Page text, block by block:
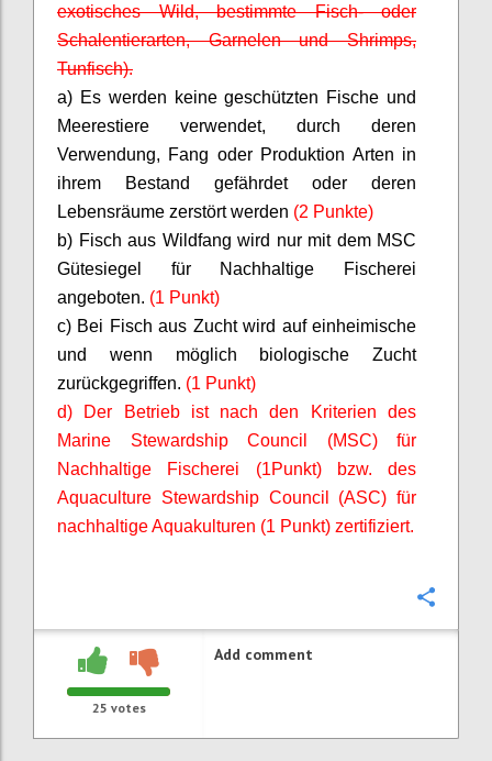
exotisches Wild, bestimmte Fisch- oder
Schalentierarten, Garnelen und Shrimps,
Tunfisch).
a) Es werden keine geschützten Fische und
Meerestiere verwendet, durch deren
Verwendung, Fang oder Produktion Arten in
ihrem Bestand gefährdet oder deren
Lebensräume zerstört werden (2 Punkte)
b) Fisch aus Wildfang wird nur mit dem MSC
Gütesiegel für Nachhaltige Fischerei
angeboten. (1 Punkt)
c) Bei Fisch aus Zucht wird auf einheimische
und wenn möglich biologische Zucht
zurückgegriffen. (1 Punkt)
d) Der Betrieb ist nach den Kriterien des
Marine StewardshipCouncil (MSC) für
Nachhaltige Fischerei (1Punkt) bzw. des
Aquaculture StewardshipCouncil (ASC) für
nachhaltige Aquakulturen (1 Punkt) zertifiziert.
25 votes
Add comment